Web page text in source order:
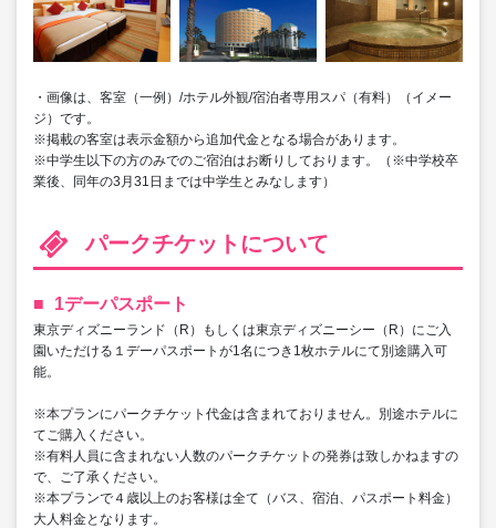
・画像は、客室（一例）/ホテル外観/宿泊者専用スパ（有料）（イメー
ジ）です。
※掲載の客室は表示金額から追加代金となる場合があります。
※中学生以下の方のみでのご宿泊はお断りしております。（※中学校卒
業後、同年の3月31日までは中学生とみなします）
パークチケットについて
1デーパスポート
東京ディズニーランド（R）もしくは東京ディズニーシー（R）にご入
園いただける１デーパスポートが1名につき1枚ホテルにて別途購入可
能。
※本プランにパークチケット代金は含まれておりません。別途ホテルに
てご購入ください。
※有料人員に含まれない人数のパークチケットの発券は致しかねますの
で、ご了承ください。
※本プランで４歳以上のお客様は全て（バス、宿泊、パスポート料金）
大人料金となります。